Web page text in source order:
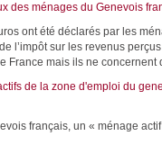
des ménages du Genevois
ont été déclarés par les
l’impôt sur les revenus
France mais ils ne
de la zone d'emploi du
français, un « ménage